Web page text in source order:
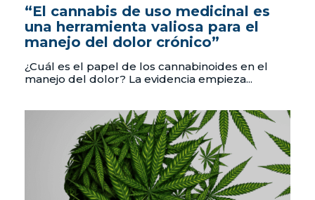
“El cannabis de uso medicinal es
una herramienta valiosa para el
manejo del dolor crónico”
¿Cuál es el papel de los cannabinoides en el
manejo del dolor? La evidencia empieza...